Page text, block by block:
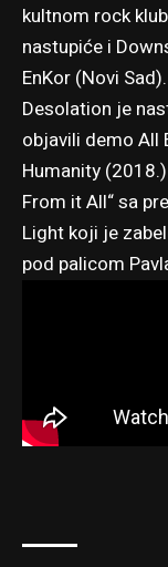
kultnom rock
nastupiće i
EnKor (Novi
Desolation je
objavili demo All
Humanity
From it All“ sa
Light koji je
pod palicom